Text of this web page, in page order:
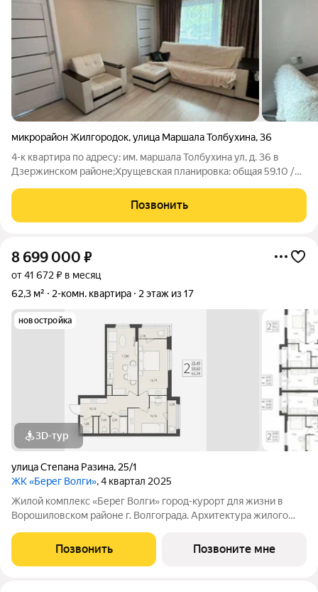
микрорайон Жилгородок,улица Маршала Толбухина,36
4-к квартира по адресу: им. маршала Толбухина ул, д. 36 в
Дзержинском районе;Хрущевская планировка: общая 59.10 /
8.4 метровКвартира в хорошем состоянии. Натяжные потолки.
Пластиковые
Позвонить
8 699 000 ₽
от 41 672 ₽ в месяц
62,3 м²
2-комн. квартира 2 этаж из 17
новостройка
3D-тур
улица Степана Разина, 25/1
ЖК «Берег Волги», 4 квартал 2025
Жилой комплекс «Берег Волги» город-курорт для жизни в
Ворошиловском районе г. Волгограда. Архитектура жилого
величием, свободой и свежестью. Единство строгих
монументальных форм и спокойных фоновых
Позвонить Позвоните мне